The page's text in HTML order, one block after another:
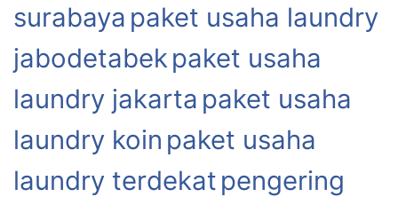
surabaya paket usaha laundry
jabodetabek paket usaha
laundry jakarta paket usaha
laundry koin paket usaha
laundry terdekat pengering